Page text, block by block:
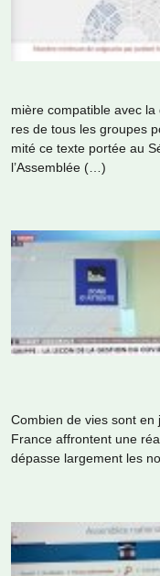
mière com­pa­ti­ble avec
res de tous les grou­pes
mité ce texte portée au
l’Assemblée (…)
Combien de vies sont en
France affron­tent une
dépasse lar­ge­ment les